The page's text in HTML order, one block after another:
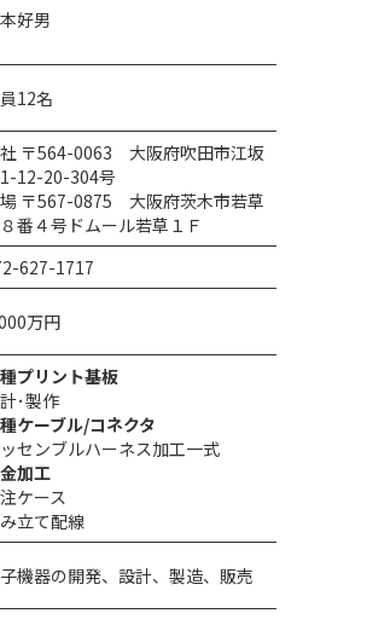
好男
12名
〒564-0063 大阪府吹田市江坂
12-20-304号
〒567-0875 大阪府茨木市若草
番４号ドムール若草１Ｆ
627-1717
万円
プリント基板
･製作
ケーブル/コネクタ
センブルハーネス加工一式
加工
ケース
立て配線
機器の開発、設計、製造、販売